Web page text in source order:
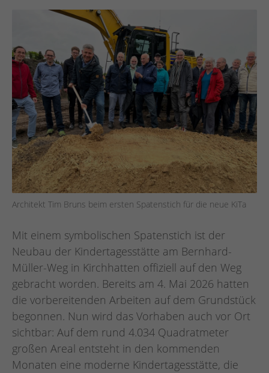
Architekt Tim Bruns beim ersten Spatenstich für die neue KiTa
Mit einem symbolischen Spatenstich ist der
Neubau der Kindertagesstätte am Bernhard-
Müller-Weg in Kirchhatten offiziell auf den Weg
gebracht worden. Bereits am 4. Mai 2026 hatten
die vorbereitenden Arbeiten auf dem Grundstück
begonnen. Nun wird das Vorhaben auch vor Ort
sichtbar: Auf dem rund 4.034 Quadratmeter
großen Areal entsteht in den kommenden
Monaten eine moderne Kindertagesstätte, die